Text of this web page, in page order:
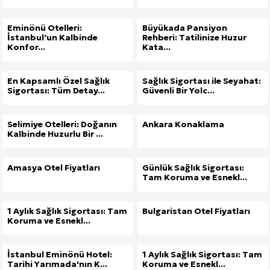
Eminönü Otelleri:
İstanbul’un Kalbinde
Konfor...
Büyükada Pansiyon
Rehberi: Tatilinize Huzur
Kata...
En Kapsamlı Özel Sağlık
Sigortası: Tüm Detay...
Sağlık Sigortası ile Seyahat:
Güvenli Bir Yolc...
Selimiye Otelleri: Doğanın
Kalbinde Huzurlu Bir ...
Ankara Konaklama
Amasya Otel Fiyatları
Günlük Sağlık Sigortası:
Tam Koruma ve Esnekl...
1 Aylık Sağlık Sigortası: Tam
Koruma ve Esnekl...
Bulgaristan Otel Fiyatları
İstanbul Eminönü Hotel:
Tarihi Yarımada'nın K...
1 Aylık Sağlık Sigortası: Tam
Koruma ve Esnekl...